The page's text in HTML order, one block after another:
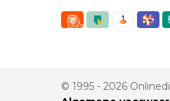
© 1995 - 2026